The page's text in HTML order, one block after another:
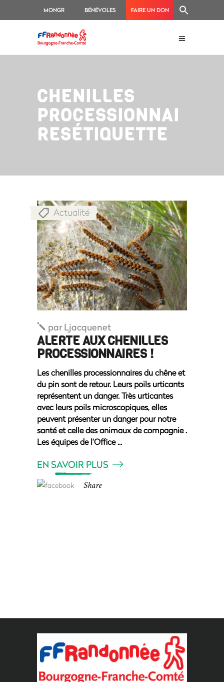
MONGR BÉNÉVOLES FAIRE UN DON
CHENILLES
PROCESSIONNAI
RESÉTIQUETTE
Actualité
par Ljacquenet
ALERTE AUX CHENILLES
PROCESSIONNAIRES !
Les chenilles processionnaires du chêne et
du pin sont de retour. Leurs poils urticants
représentent un danger. Très urticantes
avec leurs poils microscopiques, elles
peuvent présenter un danger pour notre
santé et celle des animaux de compagnie .
Les équipes de l’Office
EN SAVOIR PLUS
Share